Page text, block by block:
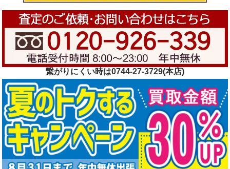
繋がりにくい時は0744-27-3729(本店)